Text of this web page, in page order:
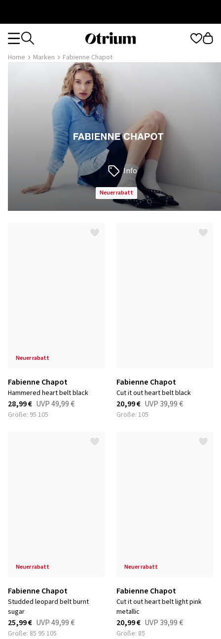
Otrium
page
Home Marken Fabienne Chapot
Info
neuer rabatt
neuer rabatt
Fabienne Chapot
hammered heart belt black
28,99 € UVP49,99 €
Größe: 95 105
Fabienne Chapot
cut it out heart belt black
20,99 € UVP39,99 €
Größe: 105
neuer rabatt
Fabienne Chapot
studded leopard belt burnt
sugar
25,99 € UVP49,99 €
Größe: 85 95 105
neuer rabatt
Fabienne Chapot
cut it out heart belt light pink
metallic
20,99 € UVP39,99 €
Größe: 85